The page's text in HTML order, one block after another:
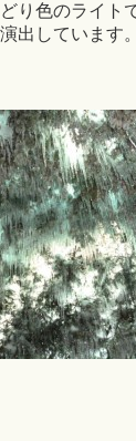
り色のライト
出しています。